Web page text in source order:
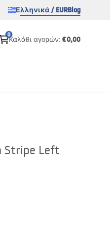
Ελληνικά / EURBlog
0
Καλάθι αγορών: €0,00
Stripe Left